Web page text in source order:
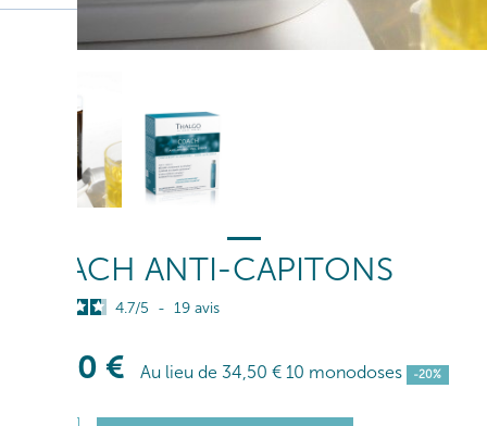
COACH ANTI-CAPITONS
4.7/5 - 19 avis
,50 € Au lieu de 34,50 € 10 monodoses -20%